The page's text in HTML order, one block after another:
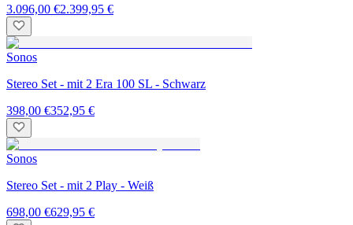
3.096,00 €2.399,95 €
Sonos
Stereo Set - mit 2 Era 100 SL - Schwarz
398,00 €352,95 €
Sonos
Stereo Set - mit 2 Play - Weiß
698,00 €629,95 €